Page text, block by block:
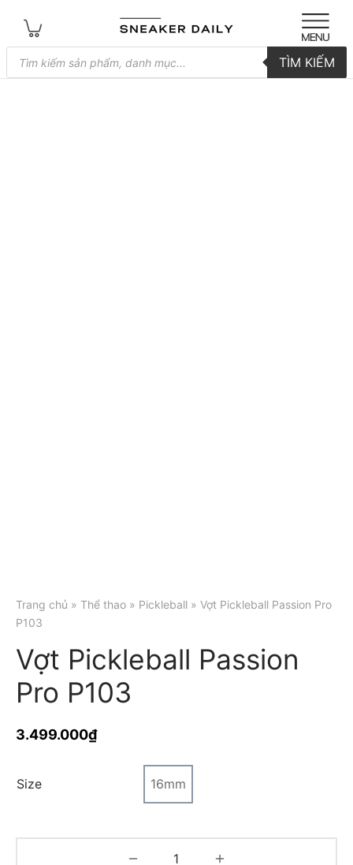
Tìm
kiếm
sản
TÌM KIẾM
Trang chủ » Thể thao » Pickleball » Vợt Pickleball Passion Pro
P103
Vợt Pickleball Passion
Pro P103
3.499.000₫
Size 16mm